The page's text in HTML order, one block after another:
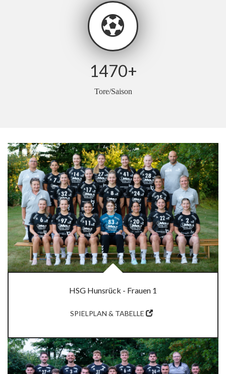
1470+
Tore/Saison
HSG Hunsrück - Frauen 1
SPIELPLAN & TABELLE